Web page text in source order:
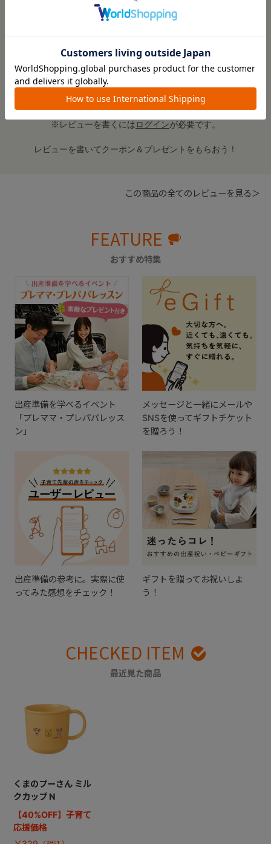
子どもが飲むのにちょうど良いです。
参考になった 0 Like!
絞り込み 表示：新しい順
※レビューを書くにはログインが必要です。
レビューを書いてクーポン＆プレゼントをもらおう！
この商品の全てのレビューを見る＞
FEATURE
おすすめ特集
出産準備を学べるイベント
「プレママ・プレパパレッス
ン」
メッセージと一緒にメールや
SNSを使ってギフトチケット
を贈ろう！
出産準備の参考に。実際に使
ってみた感想をチェック！
ギフトを贈ってお祝いしよ
う！
CHECKED ITEM
最近見た商品
くまのプーさん ミル
クカップ N
【40%OFF】子育て
応援価格